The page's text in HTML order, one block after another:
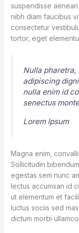
suspendisse
nibh diam faucibus
consectetur
tortor, eget
Nulla pharetra,
adipiscing
nulla enim id
senectus
Lorem Ipsum
Magna enim,
Sollicitudin
egestas sem nunc
lectus accumsan id
ut elementum et
luctus sociis sed
dictum morbi